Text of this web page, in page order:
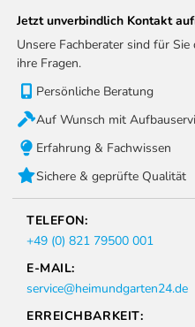
enthalten, um Blätter
Wasserablauflöchern
beweglichen Teile der
Falle von Knarren wird
Wenn die Temperatur
die Pergola weniger
Lebensdauer zu
(offene) Position
Schneefall
Jetzt unverbindlich Kontakt
Unsere Fachberater sind für
ihre Fragen.
Persönliche Beratung
Auf Wunsch mit
Erfahrung & Fachwissen
Sichere & geprüfte Qualität
TELEFON:
+49 (0) 821 79500 001
E-MAIL:
service@heimundgarten24.de
ERREICHBARKEIT: